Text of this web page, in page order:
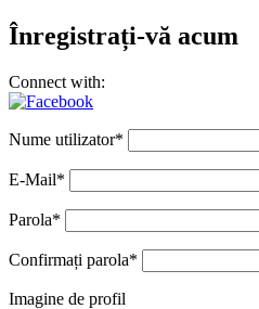
Înregistrați-vă acum
Connect with:
Nume utilizator*
E-Mail*
Parola*
Confirmați parola*
Imagine de profil